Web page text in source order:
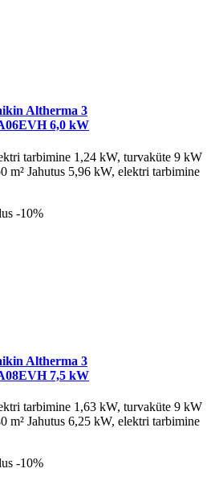
Altherma 3
6,0 kW
tarbimine 1,24 kW, turvaküte 9 kW
m² Jahutus 5,96 kW, elektri tarbimine
-10%
Altherma 3
7,5 kW
tarbimine 1,63 kW, turvaküte 9 kW
m² Jahutus 6,25 kW, elektri tarbimine
-10%